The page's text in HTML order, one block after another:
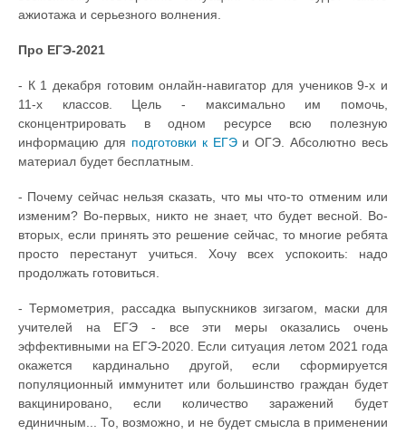
ажиотажа и серьезного волнения.
Про ЕГЭ-2021
- К 1 декабря готовим онлайн-навигатор для учеников 9-х и
11-х классов. Цель - максимально им помочь,
сконцентрировать в одном ресурсе всю полезную
информацию для подготовки к ЕГЭи ОГЭ. Абсолютно весь
материал будет бесплатным.
- Почему сейчас нельзя сказать, что мы что-то отменим или
изменим? Во-первых, никто не знает, что будет весной. Во-
вторых, если принять это решение сейчас, то многие ребята
просто перестанут учиться. Хочу всех успокоить: надо
продолжать готовиться.
- Термометрия, рассадка выпускников зигзагом, маски для
учителей на ЕГЭ - все эти меры оказались очень
эффективными на ЕГЭ-2020. Если ситуация летом 2021 года
окажется кардинально другой, если сформируется
популяционный иммунитет или большинство граждан будет
вакцинировано, если количество заражений будет
единичным... То, возможно, и не будет смысла в применении